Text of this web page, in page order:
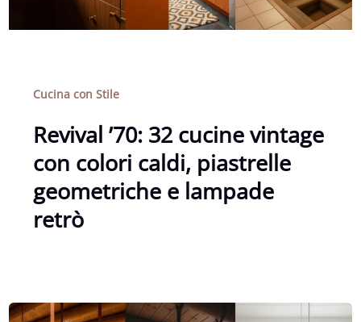
Cucina con Stile
Revival ’70: 32 cucine vintage
con colori caldi, piastrelle
geometriche e lampade
retrò